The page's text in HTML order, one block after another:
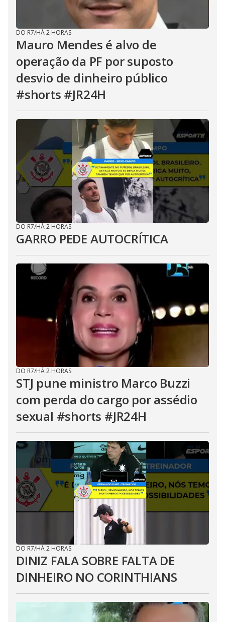
DO R7/HÁ 2 HORAS
Mauro Mendes é alvo de
operação da PF por suposto
desvio de dinheiro público
#shorts #JR24H
DO R7/HÁ 2 HORAS
GARRO PEDE AUTOCRÍTICA
DO R7/HÁ 2 HORAS
STJ pune ministro Marco Buzzi
com perda do cargo por assédio
sexual #shorts #JR24H
DO R7/HÁ 2 HORAS
DINIZ FALA SOBRE FALTA DE
DINHEIRO NO CORINTHIANS